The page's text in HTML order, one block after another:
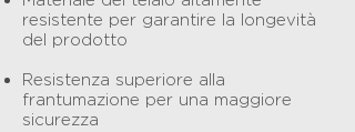
resistente per garantire la longevità
del prodotto
Resistenza superiore alla
frantumazione per una maggiore
sicurezza